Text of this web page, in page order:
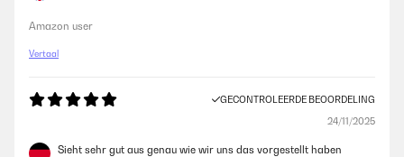
Amazon user
Vertaal
GECONTROLEERDE BEOORDELING
24/11/2025
Sieht sehr gut aus genau wie wir uns das vorgestellt haben